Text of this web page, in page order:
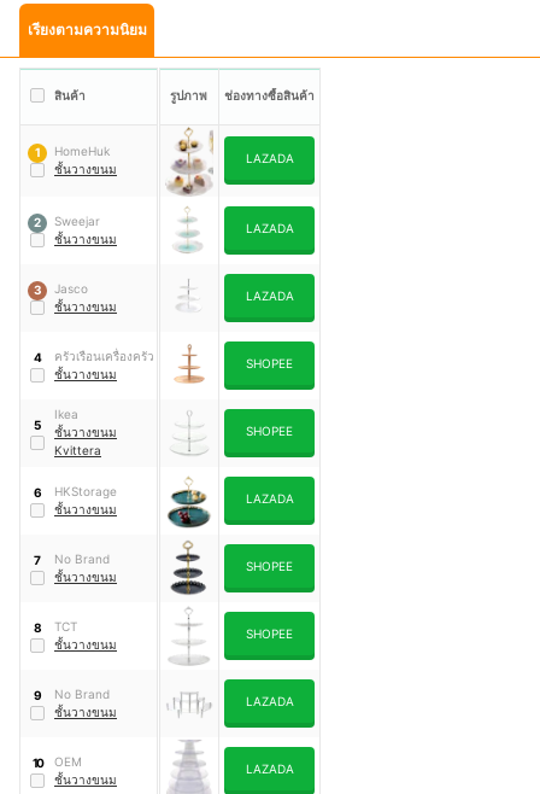
เรียงตามความนิยม
สินค้า รูปภาพ ช่องทางซื้อสินค้า
1
HomeHuk
ชั้นวางขนม
LAZADA
2
Sweejar
ชั้นวางขนม
LAZADA
3
Jasco
ชั้นวางขนม
LAZADA
4
ครัวเรือนเครื่องครัว
ชั้นวางขนม
SHOPEE
5
Ikea
ชั้นวางขนม
Kvittera
SHOPEE
6
HKStorage
ชั้นวางขนม
LAZADA
7
No Brand
ชั้นวางขนม
SHOPEE
8
TCT
ชั้นวางขนม
SHOPEE
9
No Brand
ชั้นวางขนม
LAZADA
10
OEM
ชั้นวางขนม
LAZADA